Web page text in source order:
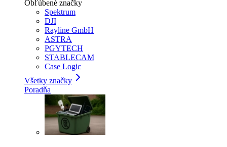
Obľúbené značky
Spektrum
DJI
Rayline GmbH
ASTRA
PGYTECH
STABLECAM
Case Logic
Všetky značky
Poradňa